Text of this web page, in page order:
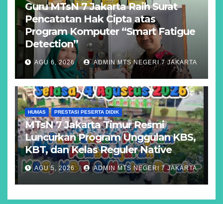
Guru MTsN 7 Jakarta Raih Surat
Pencatatan Hak Cipta atas
Program Komputer “Smart Fatigue
Detection”
AGU 6, 2026 ADMIN MTS NEGERI 7 JAKARTA
HUMAS PRESTASI PESERTA DIDIK
MTsN 7 Jakarta Timur Resmi
Luncurkan Program Unggulan KBS,
KBT, dan Kelas Reguler Native
AGU 5, 2026 ADMIN MTS NEGERI 7 JAKARTA